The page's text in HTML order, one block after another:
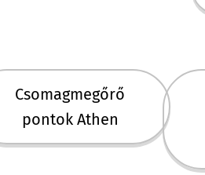
Csomagmegőrő
pontok Athen